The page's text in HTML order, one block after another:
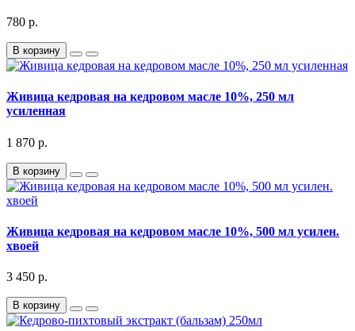
780 р.
В корзину
Живица кедровая на кедровом масле 10%, 250 мл
усиленная
1 870 р.
В корзину
Живица кедровая на кедровом масле 10%, 500 мл усилен.
хвоей
3 450 р.
В корзину